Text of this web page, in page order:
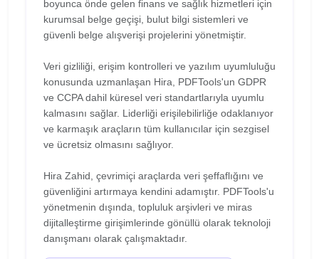
boyunca önde gelen finans ve sağlık hizmetleri için
kurumsal belge geçişi, bulut bilgi sistemleri ve
güvenli belge alışverişi projelerini yönetmiştir.
Veri gizliliği, erişim kontrolleri ve yazılım uyumluluğu
konusunda uzmanlaşan Hira, PDFTools'un GDPR
ve CCPA dahil küresel veri standartlarıyla uyumlu
kalmasını sağlar. Liderliği erişilebilirliğe odaklanıyor
ve karmaşık araçların tüm kullanıcılar için sezgisel
ve ücretsiz olmasını sağlıyor.
Hira Zahid, çevrimiçi araçlarda veri şeffaflığını ve
güvenliğini artırmaya kendini adamıştır. PDFTools'u
yönetmenin dışında, topluluk arşivleri ve miras
dijitalleştirme girişimlerinde gönüllü olarak teknoloji